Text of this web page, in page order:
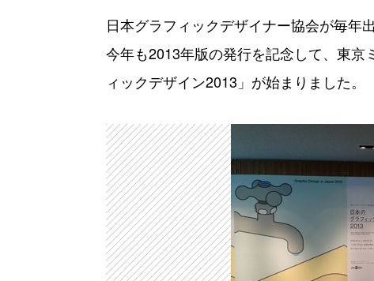
日本グラフィックデザイナー協会が毎年
今年も2013年版の発行を記念して、東
ィックデザイン2013」が始まりました。